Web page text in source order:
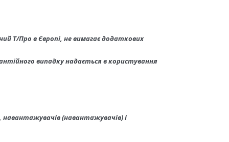
Т/Про в Європі, не вимагає додаткових
випадку надається в користування
(навантажувачів) і